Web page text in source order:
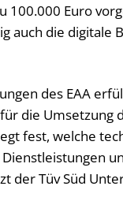
Euro
auch die digitale
des EAA
die Umsetzung
fest, welche
der Tüv Süd